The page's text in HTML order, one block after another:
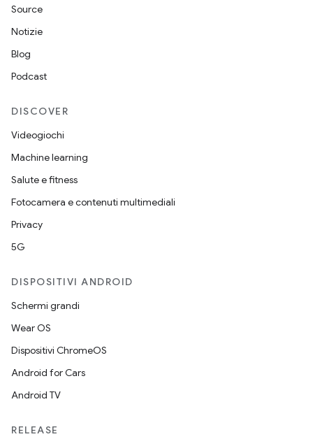
Source
Notizie
Blog
Podcast
DISCOVER
Videogiochi
Machine learning
Salute e fitness
Fotocamera e contenuti multimediali
Privacy
5G
DISPOSITIVI ANDROID
Schermi grandi
Wear OS
Dispositivi ChromeOS
Android for Cars
Android TV
RELEASE